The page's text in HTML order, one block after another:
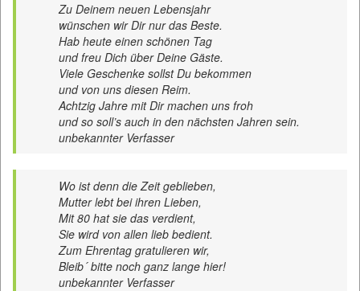
Zu Deinem neuen Lebensjahr
wünschen wir Dir nur das Beste.
Hab heute einen schönen Tag
und freu Dich über Deine Gäste.
Viele Geschenke sollst Du bekommen
und von uns diesen Reim.
Achtzig Jahre mit Dir machen uns froh
und so soll’s auch in den nächsten Jahren sein.
unbekannter Verfasser
Wo ist denn die Zeit geblieben,
Mutter lebt bei ihren Lieben,
Mit 80 hat sie das verdient,
Sie wird von allen lieb bedient.
Zum Ehrentag gratulieren wir,
Bleib´ bitte noch ganz lange hier!
unbekannter Verfasser